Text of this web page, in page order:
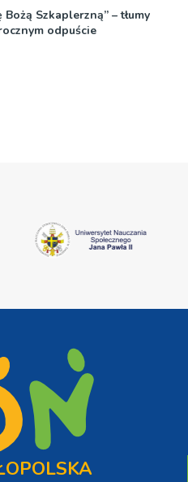
Bożą Szkaplerzną” – tłumy
odpuście